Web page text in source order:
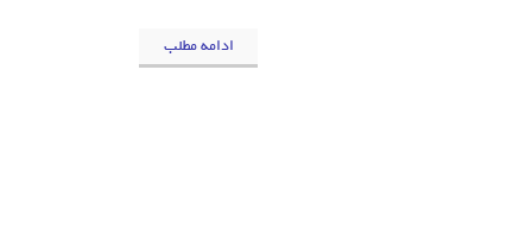
ادامه مطلب